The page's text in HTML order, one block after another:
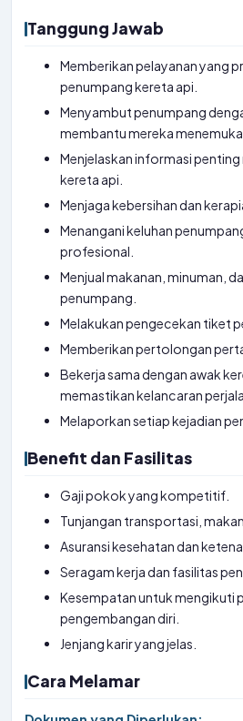
Tanggung Jawab
Memberikan pelayanan yang
penumpang kereta api.
Menyambut penumpang
membantu mereka
Menjelaskan informasi
kereta api.
Menjaga kebersihan dan
Menangani keluhan
profesional.
Menjual makanan, minuman,
penumpang.
Melakukan pengecekan tiket
Memberikan pertolongan
Bekerja sama dengan awak
memastikan kelancaran
Melaporkan setiap kejadian
Benefit dan Fasilitas
Gaji pokok yang kompetitif.
Tunjangan transportasi,
Asuransi kesehatan dan
Seragam kerja dan fasilitas
Kesempatan untuk mengikuti
pengembangan diri.
Jenjang karir yang jelas.
Cara Melamar